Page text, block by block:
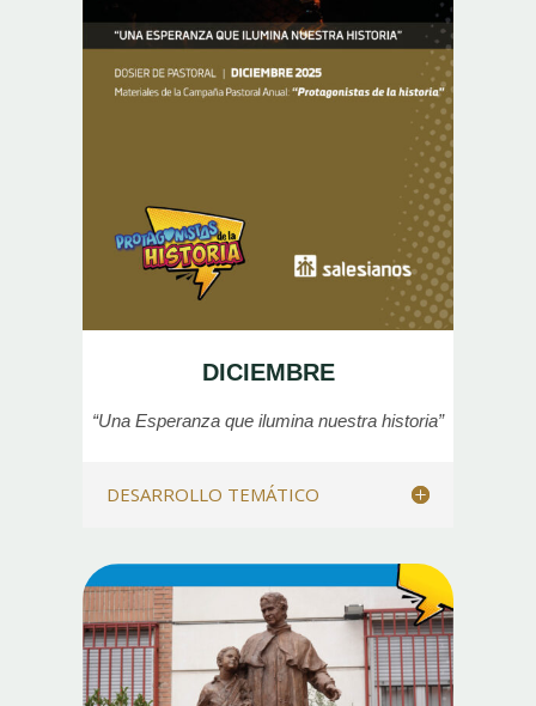
DICIEMBRE
“Una Esperanza que ilumina nuestra historia”
DESARROLLO TEMÁTICO